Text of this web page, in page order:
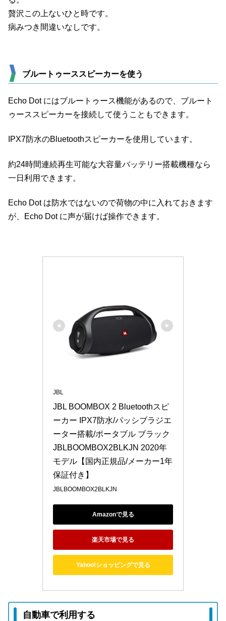
贅沢この上ないひと時です。
病みつき間違いなしです。
ブルートゥーススピーカーを使う
Echo Dot にはブルートゥース機能があるので、ブルート
ゥーススピーカーを接続して使うこともできます。
IPX7防水のBluetoothスピーカーを使用しています。
約24時間連続再生可能な大容量バッテリー搭載機種なら
一日利用できます。
Echo Dot は防水ではないので荷物の中に入れておきます
が、Echo Dot に声が届けば操作できます。
JBL
JBL BOOMBOX 2 Bluetoothスピ
ーカー IPX7防水/パッシブラジエ
ーター搭載/ポータブル ブラック
JBLBOOMBOX2BLKJN 2020年
モデル【国内正規品/メーカー1年
保証付き】
JBLBOOMBOX2BLKJN
Amazonで見る
楽天市場で見る
Yahoo!ショッピングで見る
自動車で利用する